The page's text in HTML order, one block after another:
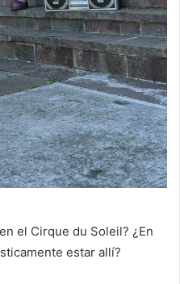
el Cirque du Soleil? ¿En
estar allí?